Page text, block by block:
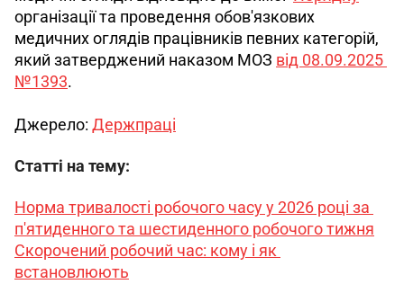
організації та проведення обов'язкових
медичних оглядів працівників певних категорій,
який затверджений наказом МОЗ від 08.09.2025
№1393.
Джерело: Держпраці
Статті на тему:
Норма тривалості робочого часу у 2026 році за
п'ятиденного та шестиденного робочого тижня
Скорочений робочий час: кому і як
встановлюють